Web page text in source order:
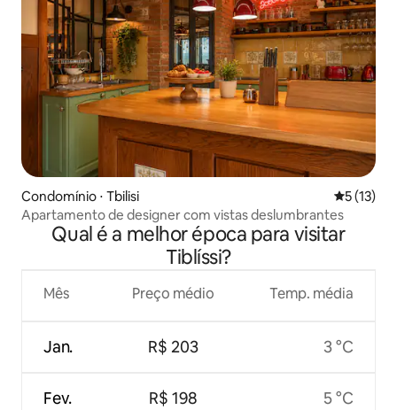
Condomínio ⋅ Tbilisi 5 de uma
5 (13)
Apartamento de designer com vistas deslumbrantes
Qual é a melhor época para visitar
Tiblíssi?
Mês
Jan.
Fev.
Preço médio
R$ 203
R$ 198
Temp. média
3 °C
5 °C